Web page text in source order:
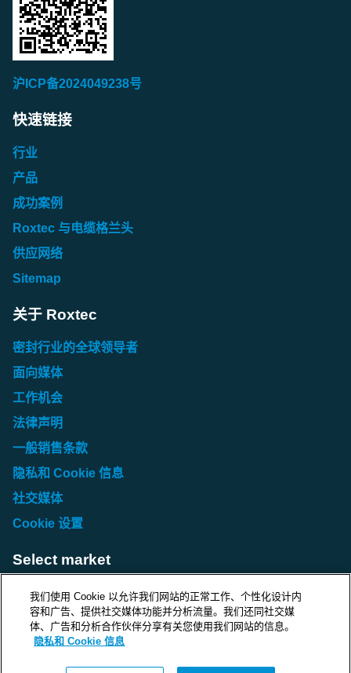
沪ICP备2024049238号
快速链接
行业
产品
成功案例
Roxtec 与电缆格兰头
供应网络
Sitemap
关于 Roxtec
密封行业的全球领导者
面向媒体
工作机会
法律声明
一般销售条款
隐私和 Cookie 信息
社交媒体
Cookie 设置
Select market
Choose local site
我们使用 Cookie 以允许我们网站的正常工作、个性化设计内
容和广告、提供社交媒体功能并分析流量。我们还同社交媒
体、广告和分析合作伙伴分享有关您使用我们网站的信息。
隐私和 Cookie 信息